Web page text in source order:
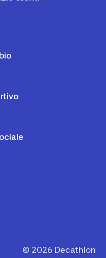
© 2026 Decathlon